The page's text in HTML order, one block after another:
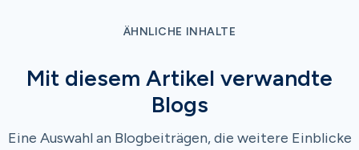
ÄHNLICHE INHALTE
Mit diesem Artikel verwandte
Blogs
Eine Auswahl an Blogbeiträgen, die weitere Einblicke